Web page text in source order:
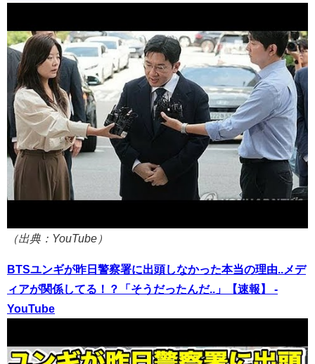
（出典：YouTube）
BTSユンギが昨日警察署に出頭しなかった本当の理由..メデ
ィアが関係してる！？「そうだったんだ..」【速報】 -
YouTube